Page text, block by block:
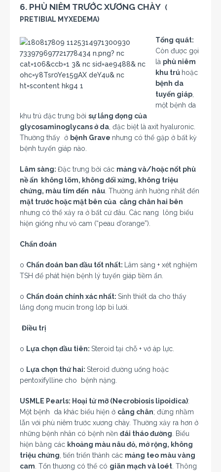
6. PHÙ NIÊM TRƯỚC XƯƠNG CHÀY (
PRETIBIAL MYXEDEMA)
Tổng quát:
Còn được gọi
là phù niêm
khu trú hoặc
bệnh da
tuyến giáp
một bệnh da
khu trú đặc trưng bởi sự lắng đọng của
glycosaminoglycans ở da , đặc biệt là axit hyaluronic.
Thường thấy ở bệnh Grave nhưng có thể gặp ở bất kỳ
bệnh tuyến giáp nào.
Lâm sàng: Đặc trưng bởi các mảng và/hoặc nốt phù
nề ấn không lõm, không đối xứng, không triệu
chứng, màu tím đến nâu . Thường ảnh hưởng nhất đến
mặt trước hoặc mặt bên của cẳng chân hai bên
nhưng có thể xảy ra ở bất cứ đâu. Các nang lông biểu
hiện giống như vỏ cam (“peau d’orange”).
Chẩn đoán
o Chẩn đoán ban đầu tốt nhất:
Lâm sàng + xét nghiệm
TSH để phát hiện bệnh lý tuyến giáp tiềm ẩn.
o Chẩn đoán chính xác nhất: Sinh thiết da cho thấy
lắng đọng mucin trong lớp bì lưới.
Điều trị
o Lựa chọn đầu tiên: Steroid tại chỗ + vớ áp lực.
o Lựa chọn thứ hai: Steroid đường uống hoặc
pentoxifylline cho bệnh nặng.
USMLE Pearls: Hoại tử mỡ (Necrobiosis lipoidica):
Một bệnh da khác biểu hiện ở cẳng chân; đừng nhầm
lẫn với phù niêm trước xương chày. Thường xảy ra hơn ở
những bệnh nhân có bệnh nền đái tháo đường . Biểu
hiện bằng các khoảng màu nâu đỏ, mở rộng, không
triệu chứng , tiến triển thành các mảng teo màu vàng
cam . Tổn thương có thể có giãn mạch và loét . Thông